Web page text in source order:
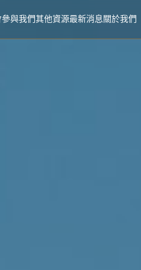
參與我們其他資源最新消息關於我們